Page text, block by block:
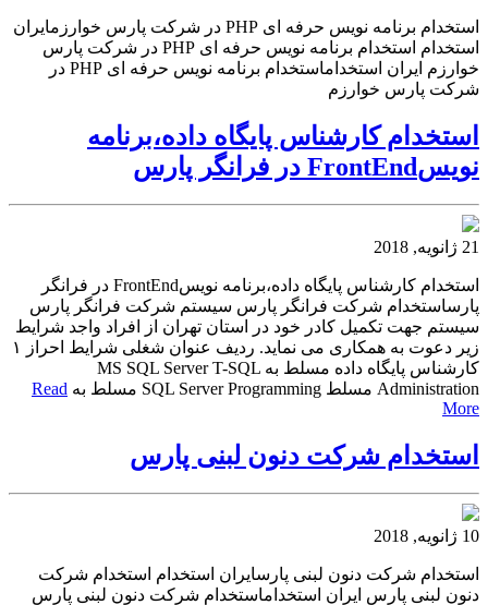
استخدام برنامه نویس حرفه ‏ای PHP در شرکت پارس خوارزمایران
استخدام استخدام برنامه نویس حرفه ‏ای PHP در شرکت پارس
خوارزم ایران استخداماستخدام برنامه نویس حرفه ‏ای PHP در
شرکت پارس خوارزم
استخدام کارشناس پایگاه داده،برنامه
نویسFrontEnd در فرانگر پارس
21 ژانویه, 2018
استخدام کارشناس پایگاه داده،برنامه نویسFrontEnd در فرانگر
پارساستخدام شرکت فرانگر پارس سیستم شرکت فرانگر پارس
سیستم جهت تکمیل کادر خود در استان تهران از افراد واجد شرایط
زیر دعوت به همکاری می نماید. ردیف عنوان شغلی شرایط احراز ۱
کارشناس پایگاه داده مسلط به MS SQL Server T-SQL
Administration مسلط SQL Server Programming مسلط به
Read
More
استخدام شرکت دنون لبنی پارس
10 ژانویه, 2018
استخدام شرکت دنون لبنی پارسایران استخدام استخدام شرکت
دنون لبنی پارس ایران استخداماستخدام شرکت دنون لبنی پارس